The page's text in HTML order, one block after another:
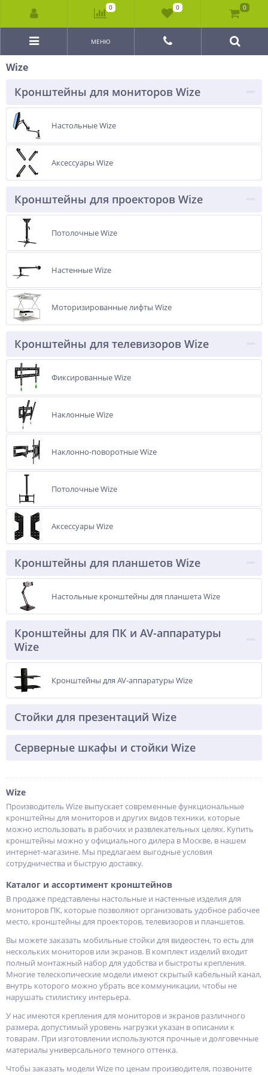
МЕНЮ
Wize
Кронштейны для мониторов Wize
Настольные Wize
Аксессуары Wize
Кронштейны для проекторов Wize
Потолочные Wize
Настенные Wize
Моторизированные лифты Wize
Кронштейны для телевизоров Wize
Фиксированные Wize
Наклонные Wize
Наклонно-поворотные Wize
Потолочные Wize
Аксессуары Wize
Кронштейны для планшетов Wize
Настольные кронштейны для планшета Wize
Кронштейны для ПК и AV-аппаратуры
Wize
Кронштейны для AV-аппаратуры Wize
Стойки для презентаций Wize
Серверные шкафы и стойки Wize
Wize
Производитель Wize выпускает современные функциональные
кронштейны для мониторов и других видов техники, которые
можно использовать в рабочих и развлекательных целях. Купить
кронштейны можно у официального дилера в Москве, в нашем
интернет-магазине. Мы предлагаем выгодные условия
сотрудничества и быструю доставку.
Каталог и ассортимент кронштейнов
В продаже представлены настольные и настенные изделия для
мониторов ПК, которые позволяют организовать удобное рабочее
место, кронштейны для проекторов, телевизоров и планшетов.
Вы можете заказать мобильные стойки для видеостен, то есть для
нескольких мониторов или экранов. В комплект изделий входит
полный монтажный набор для удобства и быстроты крепления.
Многие телескопические модели имеют скрытый кабельный канал,
внутрь которого можно убрать все коммуникации, чтобы не
нарушать стилистику интерьера.
У нас имеются крепления для мониторов и экранов различного
размера, допустимый уровень нагрузки указан в описании к
товарам. При изготовлении используются прочные и долговечные
материалы универсального темного оттенка.
Чтобы заказать модели Wize по ценам производителя, позвоните
0 0 0